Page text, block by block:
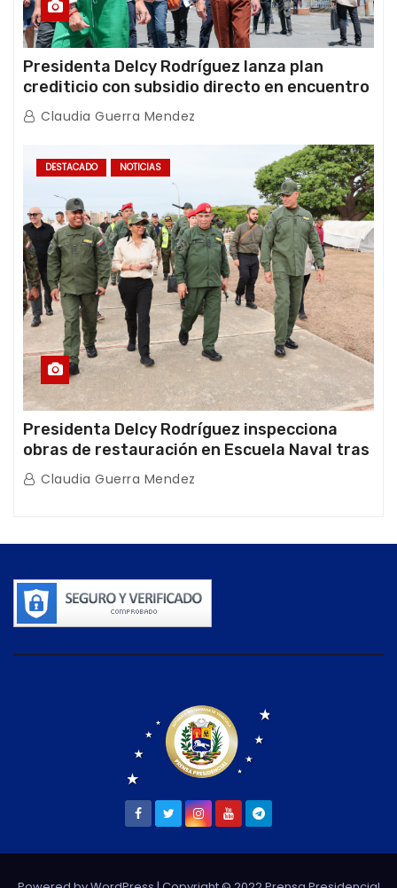
Presidenta Delcy Rodríguez lanza plan
crediticio con subsidio directo en encuentro
con Juntas de Condominio
Claudia Guerra Mendez
DESTACADO NOTICIAS
Presidenta Delcy Rodríguez inspecciona
obras de restauración en Escuela Naval tras
afectaciones sísmicas en La Guaira
Claudia Guerra Mendez